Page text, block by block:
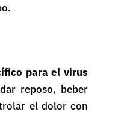
para el virus
reposo, beber
el dolor con